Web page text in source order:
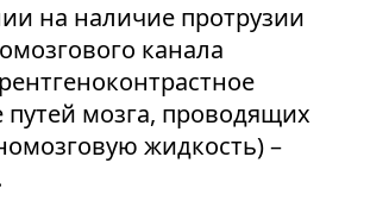
на наличие протрузии
канала
путей мозга, проводящих
жидкость) –